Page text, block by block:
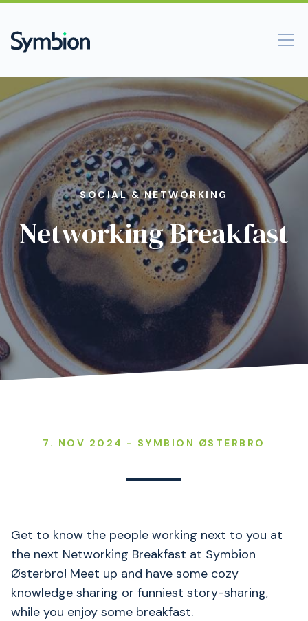
SOCIAL & NETWORKING
Networking Breakfast
7. NOV 2024 - SYMBION ØSTERBRO
Get to know the people working next to you at
the next Networking Breakfast at Symbion
Østerbro! Meet up and have some cozy
knowledge sharing or funniest story-sharing,
while you enjoy some breakfast.